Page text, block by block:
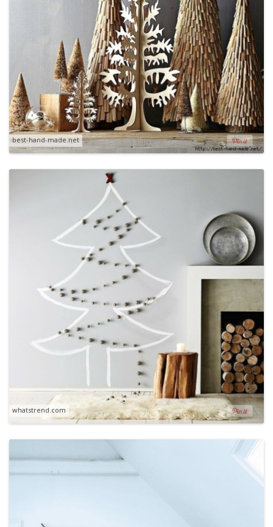
best-hand-made.net
whatstrend.com